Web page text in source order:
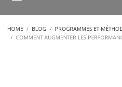
HOME BLOG
PROGRAMMES ET
COMMENT AUGMENTER LES